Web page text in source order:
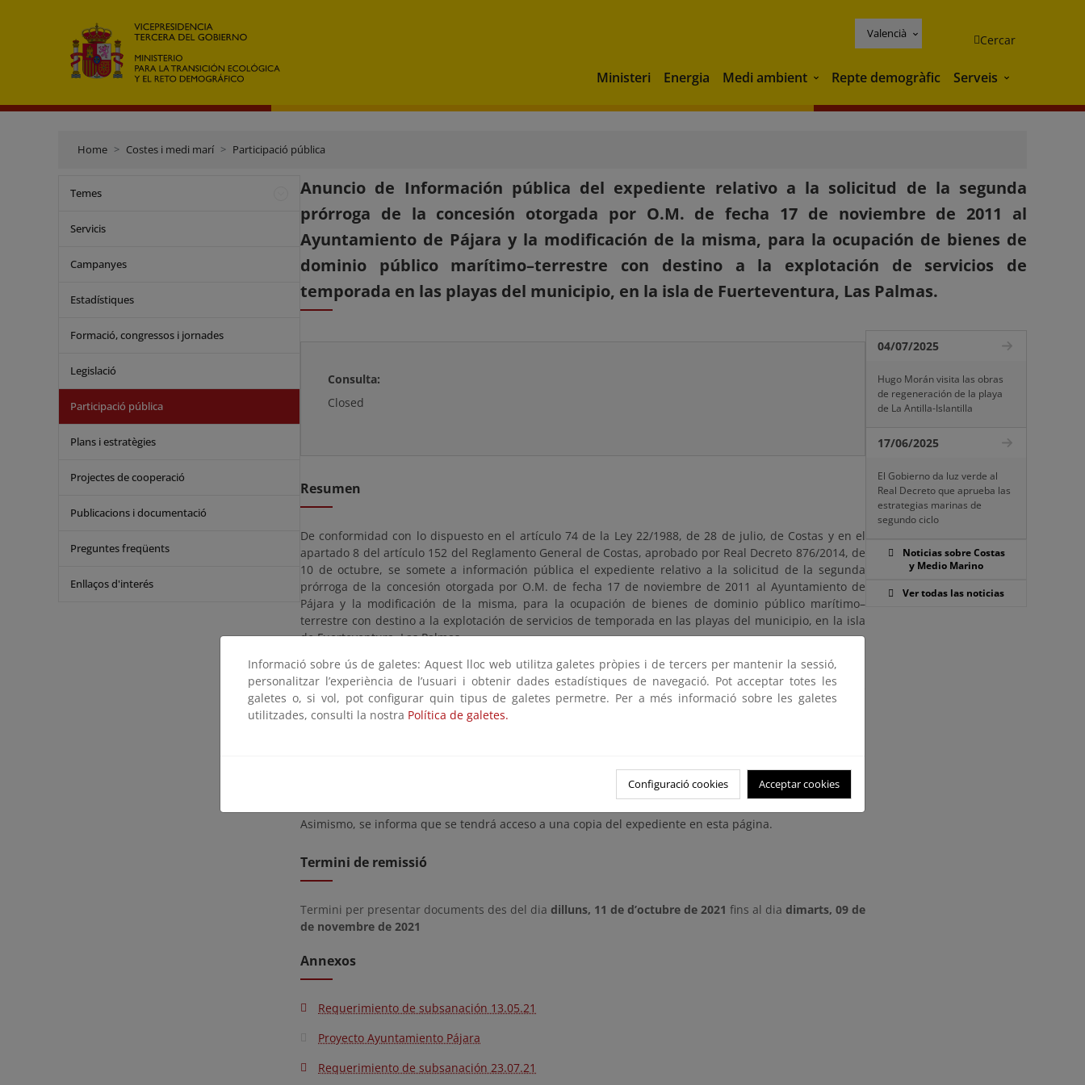
Valencià Cercar
Ministeri Energia Medi ambient Medi ambient
Repte demogràfic Serveis Serveis
Home Costes i medi marí Participació pública
Temes
Servicis
Campanyes
Estadístiques
Formació, congressos i jornades
Legislació
Participació pública
Plans i estratègies
Projectes de cooperació
Publicacions i documentació
Preguntes freqüents
Enllaços d'interés
Anuncio de Información pública del expediente relativo a la solicitud de la segunda
prórroga de la concesión otorgada por O.M. de fecha 17 de noviembre de 2011 al
Ayuntamiento de Pájara y la modificación de la misma, para la ocupación de bienes de
dominio público marítimo–terrestre con destino a la explotación de servicios de
temporada en las playas del municipio, en la isla de Fuerteventura, Las Palmas.
Consulta:
Closed
Resumen
De conformidad con lo dispuesto en el artículo 74 de la Ley 22/1988, de 28 de julio, de Costas y en el
apartado 8 del artículo 152 del Reglamento General de Costas, aprobado por Real Decreto 876/2014, de
10 de octubre, se somete a información pública el expediente relativo a la solicitud de la segunda
prórroga de la concesión otorgada por O.M. de fecha 17 de noviembre de 2011 al Ayuntamiento de
Pájara y la modificación de la misma, para la ocupación de bienes de dominio público marítimo–
terrestre con destino a la explotación de servicios de temporada en las playas del municipio, en la isla
de Fuerteventura, Las Palmas.
El proyecto que sirve de base a la solicitud estará a disposición del público durante un plazo de VEINTE
(20) DÍAS HÁBILES, contados a partir del día siguiente a aquel en que tenga lugar la publicación de este
anuncio en el Boletín Oficial del Estado, pudiendo ser examinado en las oficinas de esta Demarcación
de Costas de Canarias, sita en Explanada Tomás Quevedo Ramírez s/n, Edificio de la Autoridad
Para poder acceder al expediente se deberá solicitar cita previa a través del correo electrónico bzn-
Asimismo, se informa que se tendrá acceso a una copia del expediente en esta página.
Termini de remissió
Termini per presentar documents des del dia dilluns, 11 de d’octubre de 2021 fins al dia dimarts, 09 de
de novembre de 2021
Annexos
Requerimiento de subsanación 13.05.21
Proyecto Ayuntamiento Pájara
Requerimiento de subsanación 23.07.21
04/07/2025
Hugo Morán visita las obras
de regeneración de la playa
de La Antilla-Islantilla
17/06/2025
El Gobierno da luz verde al
Real Decreto que aprueba las
estrategias marinas de
segundo ciclo
Noticias sobre Costas
y Medio Marino
Ver todas las noticias
Informació sobre ús de galetes: Aquest lloc web utilitza galetes pròpies i de tercers per mantenir la sessió,
personalitzar l’experiència de l’usuari i obtenir dades estadístiques de navegació. Pot acceptar totes les
galetes o, si vol, pot configurar quin tipus de galetes permetre. Per a més informació sobre les galetes
utilitzades, consulti la nostra Política de galetes.
Configuració cookies Acceptar cookies